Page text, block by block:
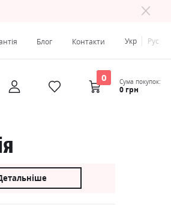
Блог Контакти Укр Рус
0 Сума покупок:
0 грн